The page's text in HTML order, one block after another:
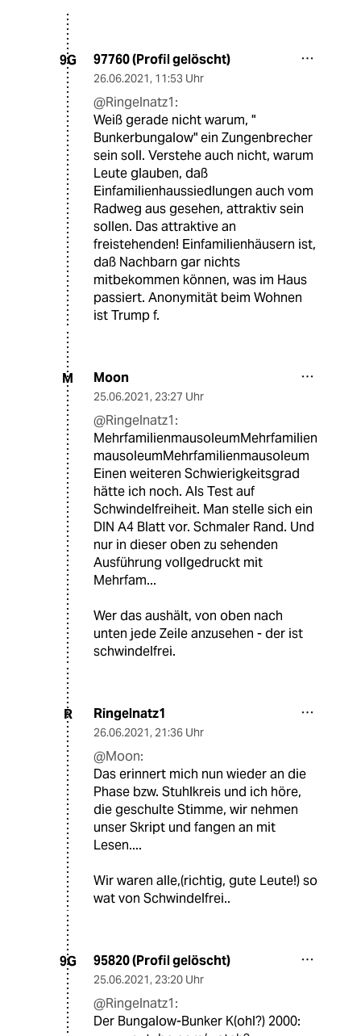
9G 97760 (Profil gelöscht)
26.06.2021, 11:53 Uhr
@Ringelnatz1:
Weiß gerade nicht warum, "
Bunkerbungalow" ein Zungenbrecher
sein soll. Verstehe auch nicht, warum
Leute glauben, daß
Einfamilienhaussiedlungen auch vom
Radweg aus gesehen, attraktiv sein
sollen. Das attraktive an
freistehenden! Einfamilienhäusern ist,
daß Nachbarn gar nichts
mitbekommen können, was im Haus
passiert. Anonymität beim Wohnen
ist Trump f.
M Moon
25.06.2021, 23:27 Uhr
@Ringelnatz1:
MehrfamilienmausoleumMehrfamilien
mausoleumMehrfamilienmausoleum
Einen weiteren Schwierigkeitsgrad
hätte ich noch. Als Test auf
Schwindelfreiheit. Man stelle sich ein
DIN A4 Blatt vor. Schmaler Rand. Und
nur in dieser oben zu sehenden
Ausführung vollgedruckt mit
Mehrfam...
Wer das aushält, von oben nach
unten jede Zeile anzusehen - der ist
schwindelfrei.
R Ringelnatz1
26.06.2021, 21:36 Uhr
@Moon:
Das erinnert mich nun wieder an die
Phase bzw. Stuhlkreis und ich höre,
die geschulte Stimme, wir nehmen
unser Skript und fangen an mit
Lesen....
Wir waren alle,(richtig, gute Leute!) so
wat von Schwindelfrei..
9G 95820 (Profil gelöscht)
25.06.2021, 23:20 Uhr
@Ringelnatz1:
Der Bungalow-Bunker K(ohl?) 2000: